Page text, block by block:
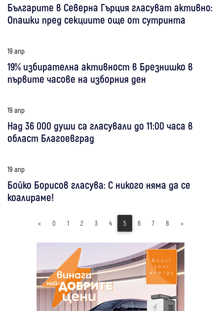
Българите в Северна Гърция гласуват активно:
Опашки пред секциите още от сутринта
19 апр
19% избирателна активност в Брезнишко в
първите часове на изборния ден
19 апр
Над 36 000 души са гласували до 11:00 часа в
област Благоевград
19 апр
Бойко Борисов гласува: С никого няма да се
коалираме!
« 0 1 2 3 4 5 6 7 8 »